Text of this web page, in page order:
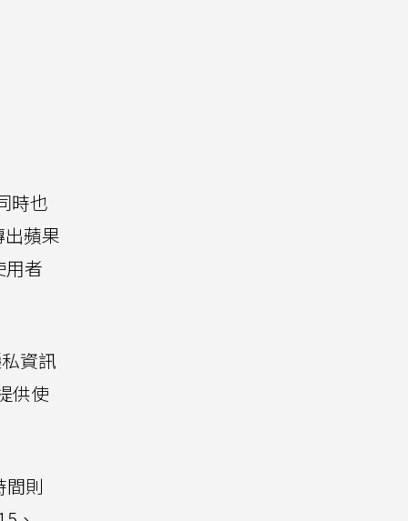
時也
蘋果
用者
資訊
供使
間則